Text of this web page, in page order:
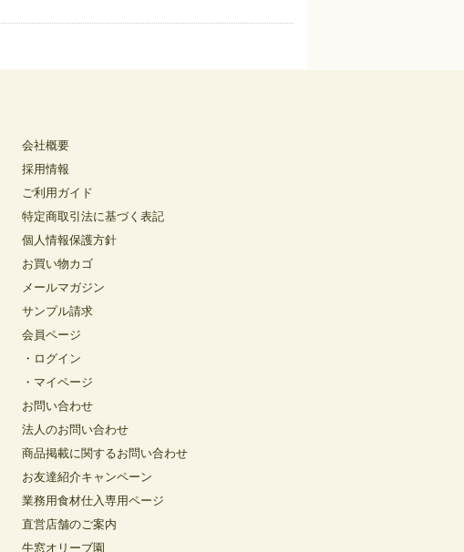
会社概要
採用情報
ご利用ガイド
特定商取引法に基づく表記
個人情報保護方針
お買い物カゴ
メールマガジン
サンプル請求
会員ページ
・ログイン
・マイページ
お問い合わせ
法人のお問い合わせ
商品掲載に関するお問い合わせ
お友達紹介キャンペーン
業務用食材仕入専用ページ
直営店舗のご案内
牛窓オリーブ園